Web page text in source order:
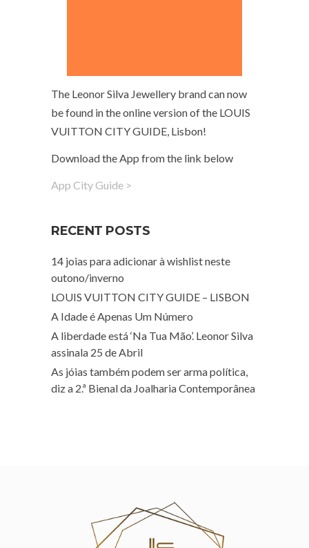
The Leonor Silva Jewellery brand can now
be found in the online version of the LOUIS
VUITTON CITY GUIDE, Lisbon!
Download the App from the link below
App City Guide >
RECENT POSTS
14 joias para adicionar à wishlist neste
outono/inverno
LOUIS VUITTON CITY GUIDE – LISBON
A Idade é Apenas Um Número
A liberdade está ‘Na Tua Mão’. Leonor Silva
assinala 25 de Abril
As jóias também podem ser arma política,
diz a 2.ª Bienal da Joalharia Contemporânea